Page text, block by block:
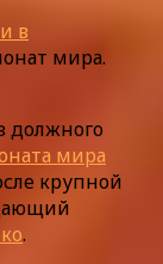
в
мира.
должного
мира
крупной
.